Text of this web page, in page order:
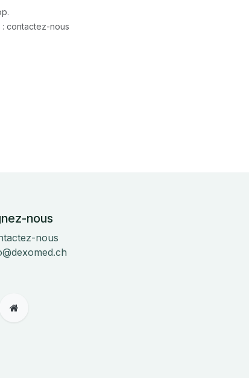
contactez-nous
nous
nous